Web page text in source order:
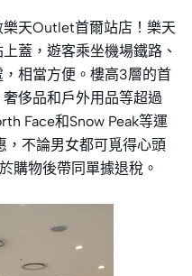
天Outlet首爾站店！樂天
蓋，遊客乘坐機場鐵路、
相當方便。樓高3層的首
侈品和戶外用品等超過
Face和Snow Peak等運
，不論男女都可覓得心頭
購物後帶同單據退稅。